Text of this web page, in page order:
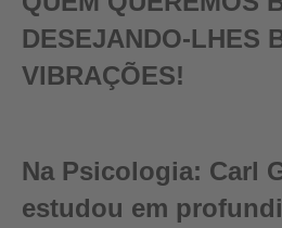
DESEJANDO-LHES
VIBRAÇÕES!
Na Psicologia: Carl
estudou em